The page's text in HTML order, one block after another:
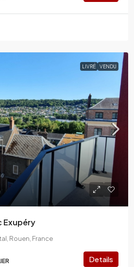
LIVRÉ VENDU
Exupéry
Rouen, France
Details